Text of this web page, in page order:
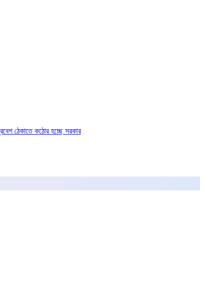
ঠেকাতে কঠোর হচ্ছে সরকার